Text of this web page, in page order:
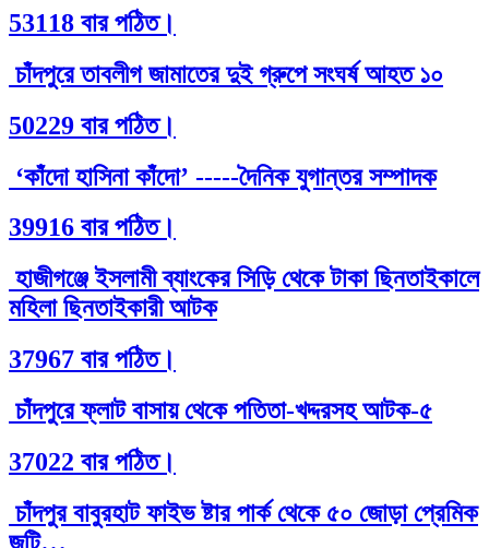
53118 বার পঠিত।
চাঁদপুরে তাবলীগ জামাতের দুই গ্রুপে সংঘর্ষ আহত ১০
50229 বার পঠিত।
‘কাঁদো হাসিনা কাঁদো’ -----দৈনিক যুগান্তর সম্পাদক
39916 বার পঠিত।
হাজীগঞ্জে ইসলামী ব্যাংকের সিড়ি থেকে টাকা ছিনতাইকালে
মহিলা ছিনতাইকারী আটক
37967 বার পঠিত।
চাঁদপুরে ফ্লাট বাসায় থেকে পতিতা-খদ্দরসহ আটক-৫
37022 বার পঠিত।
চাঁদপুর বাবুরহাট ফাইভ ষ্টার পার্ক থেকে ৫০ জোড়া প্রেমিক